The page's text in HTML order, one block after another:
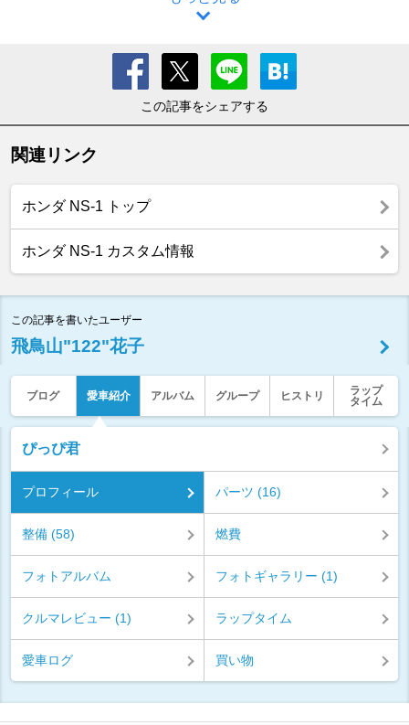
この記事をシェアする
関連リンク
ホンダ NS-1 トップ
ホンダ NS-1 カスタム情報
この記事を書いたユーザー
飛鳥山"122"花子
ブログ 愛車紹介 アルバム グループ ヒストリ
ラップ
タイム
ぴっぴ君
プロフィール パーツ (16)
整備 (58) 燃費
フォトアルバム フォトギャラリー (1)
クルマレビュー (1) ラップタイム
愛車ログ 買い物